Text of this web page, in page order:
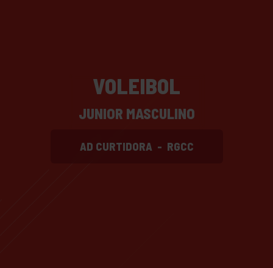
VOLEIBOL
JUNIOR MASCULINO
AD CURTIDORA - RGCC